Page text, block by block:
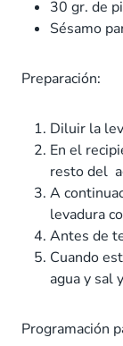
30 gr. de
Sésamo
Preparación:
Diluir la
En el
resto del
A
levadura
Antes de
Cuando
agua y sal
Programación